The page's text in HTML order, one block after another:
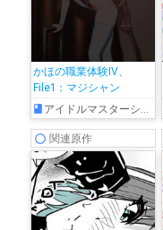
かほの職業体験IV、
File1：マジシャン
アイドルマスターシャイニーカラーズ
関連原作